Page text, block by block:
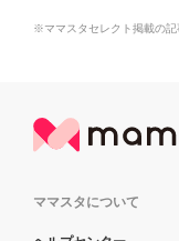
※ママスタセレクト掲載の記
ママスタについて